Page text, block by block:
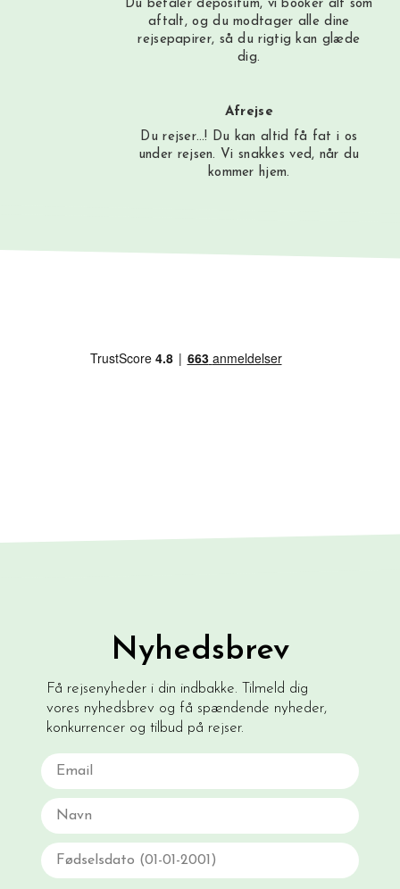
Du betaler depositum, vi booker alt som
aftalt, og du modtager alle dine
rejsepapirer, så du rigtig kan glæde
dig.
Afrejse
Du rejser…! Du kan altid få fat i os
under rejsen. Vi snakkes ved, når du
kommer hjem.
Nyhedsbrev
Få rejsenyheder i din indbakke. Tilmeld dig
vores nyhedsbrev og få spændende nyheder,
konkurrencer og tilbud på rejser.
Email
Navn
Fødselsdato